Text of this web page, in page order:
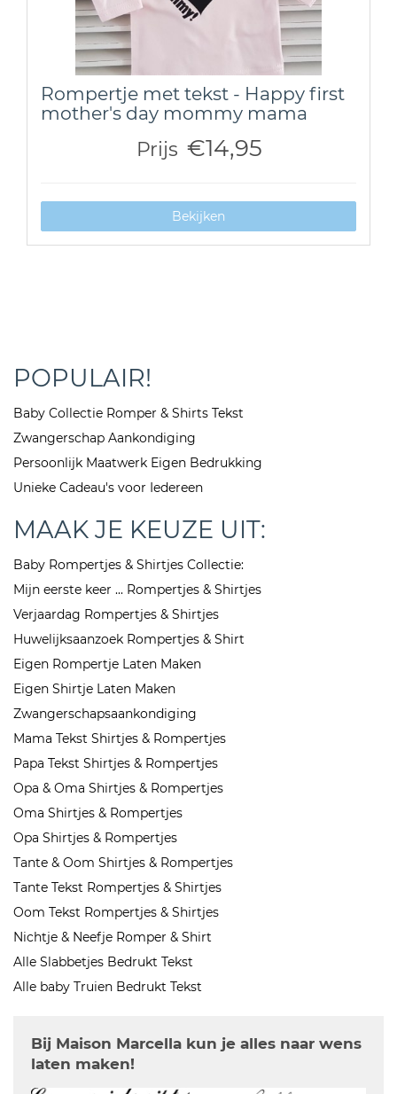
Rompertje met tekst - Happy first
mother's day mommy mama
Prijs €14,95
Bekijken
POPULAIR!
Baby Collectie Romper & Shirts Tekst
Zwangerschap Aankondiging
Persoonlijk Maatwerk Eigen Bedrukking
Unieke Cadeau's voor Iedereen
MAAK JE KEUZE UIT:
Baby Rompertjes & Shirtjes Collectie:
Mijn eerste keer ... Rompertjes & Shirtjes
Verjaardag Rompertjes & Shirtjes
Huwelijksaanzoek Rompertjes & Shirt
Eigen Rompertje Laten Maken
Eigen Shirtje Laten Maken
Zwangerschapsaankondiging
Mama Tekst Shirtjes & Rompertjes
Papa Tekst Shirtjes & Rompertjes
Opa & Oma Shirtjes & Rompertjes
Oma Shirtjes & Rompertjes
Opa Shirtjes & Rompertjes
Tante & Oom Shirtjes & Rompertjes
Tante Tekst Rompertjes & Shirtjes
Oom Tekst Rompertjes & Shirtjes
Nichtje & Neefje Romper & Shirt
Alle Slabbetjes Bedrukt Tekst
Alle baby Truien Bedrukt Tekst
Bij Maison Marcella kun je alles naar wens
laten maken!